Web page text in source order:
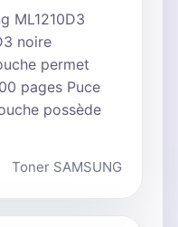
ML1210D3
noire
permet
pages Puce
possède
Toner SAMSUNG